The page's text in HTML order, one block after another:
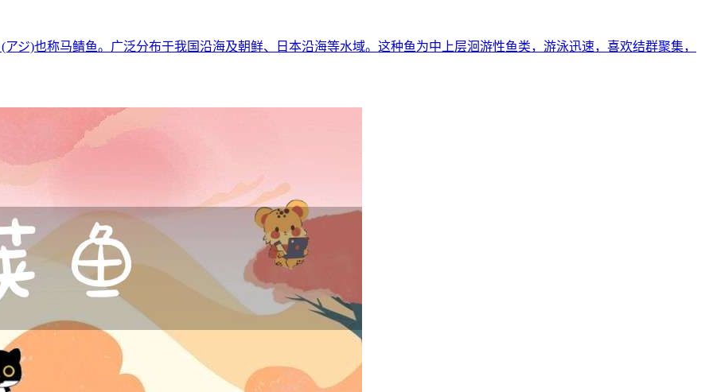
ジ)也称马鲭鱼。广泛分布于我国沿海及朝鲜、日本沿海等水域。这种鱼为中上层洄游性鱼类，游泳迅速，喜欢结群聚集，